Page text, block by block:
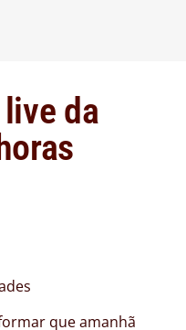
da
que amanhã